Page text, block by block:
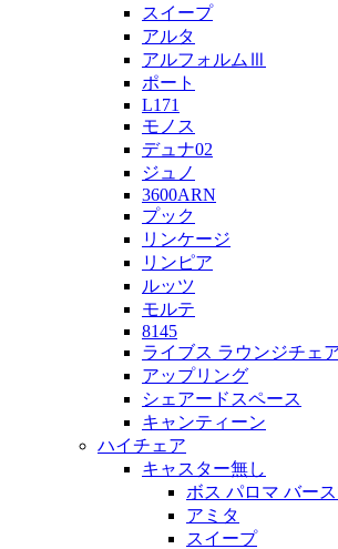
スイープ
アルタ
アルフォルムⅢ
ポート
L171
モノス
デュナ02
ジュノ
3600ARN
プック
リンケージ
リンピア
ルッツ
モルテ
8145
ライブス ラウンジチェ
アップリング
シェアードスペース
キャンティーン
ハイチェア
キャスター無し
ボス パロマ バー
アミタ
スイープ